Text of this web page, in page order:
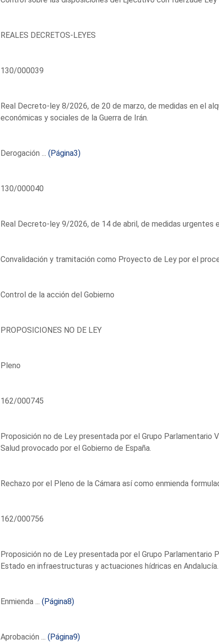
REALES DECRETOS-LEYES
130/000039
Real Decreto-ley 8/2026, de 20 de marzo, de medidas en el
económicas y sociales de la Guerra de Irán.
Derogación ... (Página3)
130/000040
Real Decreto-ley 9/2026, de 14 de abril, de medidas urgentes
Convalidación y tramitación como Proyecto de Ley por el
Control de la acción del Gobierno
PROPOSICIONES NO DE LEY
Pleno
162/000745
Proposición no de Ley presentada por el Grupo Parlamentario
Salud provocado por el Gobierno de España.
Rechazo por el Pleno de la Cámara así como enmienda
162/000756
Proposición no de Ley presentada por el Grupo Parlamentario
Estado en infraestructuras y actuaciones hídricas en Andalucía.
Enmienda ... (Página8)
Aprobación ... (Página9)